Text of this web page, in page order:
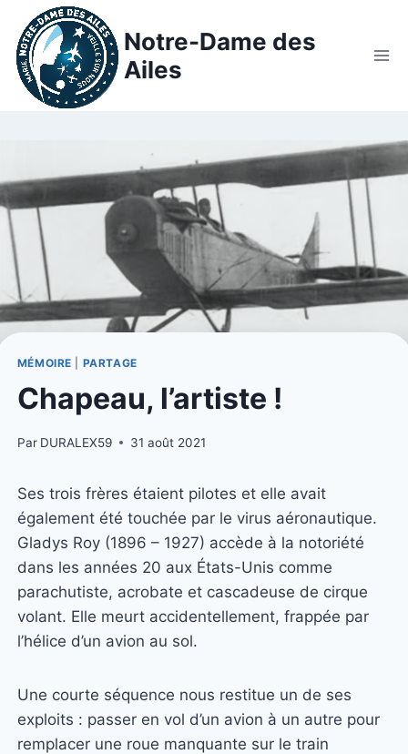
Notre-Dame des
Ailes
MÉMOIRE PARTAGE
Chapeau, l’artiste !
Par DURALEX59 31 août 2021
Ses trois frères étaient pilotes et elle avait
également été touchée par le virus aéronautique.
Gladys Roy (1896 – 1927) accède à la notoriété
dans les années 20 aux États-Unis comme
parachutiste, acrobate et cascadeuse de cirque
volant. Elle meurt accidentellement, frappée par
l’hélice d’un avion au sol.
Une courte séquence nous restitue un de ses
exploits : passer en vol d’un avion à un autre pour
remplacer une roue manquante sur le train